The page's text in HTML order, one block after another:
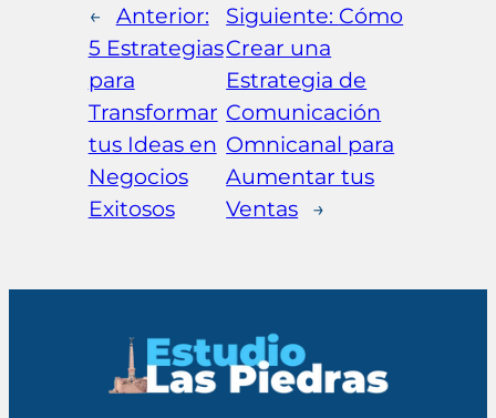
←
Anterior:
5 Estrategias
para
Transformar
tus Ideas en
Negocios
Exitosos
Siguiente: Cómo
Crear una
Estrategia de
Comunicación
Omnicanal para
Aumentar tus
Ventas →